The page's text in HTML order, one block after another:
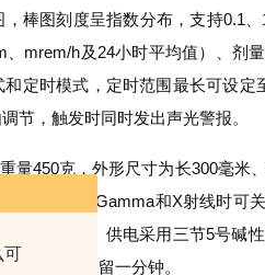
可
棒图刻度呈指数分布，支持0.1
mrem/h及24小时平均值）、剂
定时模式，定时范围最长可设定
节，触发时同时发出声光警报。
量450克，外形尺寸为长300毫米
感器，检测Gamma和X射线时可
受到污染。供电采用三节5号碱
据可持续保留一分钟。